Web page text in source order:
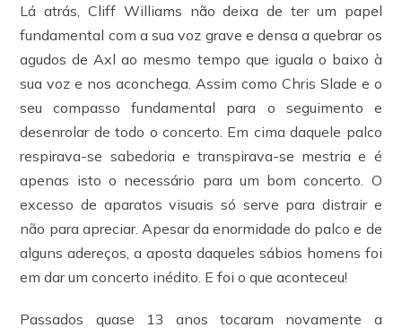
Lá atrás, Cliff Williams não deixa de ter um papel
fundamental com a sua voz grave e densa a quebrar os
agudos de Axl ao mesmo tempo que iguala o baixo à
sua voz e nos aconchega. Assim como Chris Slade e o
seu compasso fundamental para o seguimento e
desenrolar de todo o concerto. Em cima daquele palco
respirava-se sabedoria e transpirava-se mestria e é
apenas isto o necessário para um bom concerto. O
excesso de aparatos visuais só serve para distrair e
não para apreciar. Apesar da enormidade do palco e de
alguns adereços, a aposta daqueles sábios homens foi
em dar um concerto inédito. E foi o que aconteceu!
Passados quase 13 anos tocaram novamente a